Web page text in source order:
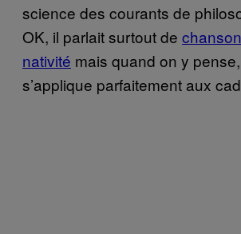
science des courants de
OK, il parlait surtout de
nativité mais quand on y
s’applique parfaitement aux